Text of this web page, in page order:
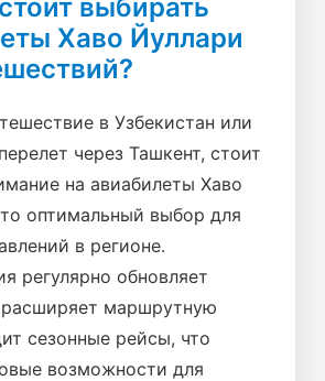
выбирать
Хаво Йуллари
в Узбекистан или
через Ташкент, стоит
на авиабилеты Хаво
оптимальный выбор для
в регионе.
регулярно обновляет
расширяет маршрутную
сезонные рейсы, что
возможности для